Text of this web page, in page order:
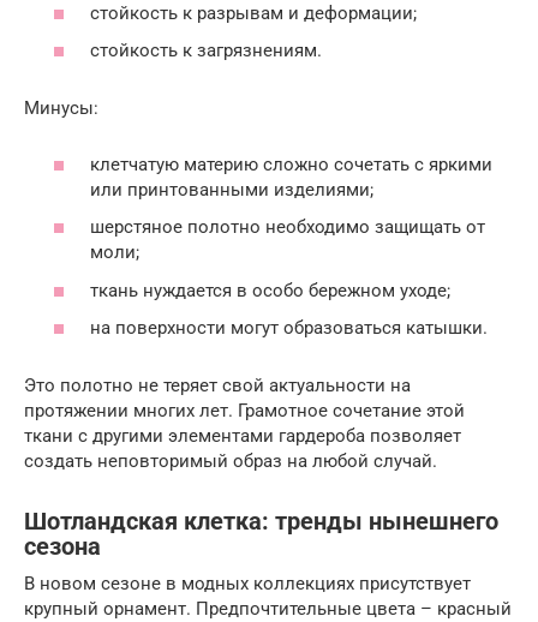
стойкость к разрывам и деформации;
стойкость к загрязнениям.
Минусы:
клетчатую материю сложно сочетать с яркими
или принтованными изделиями;
шерстяное полотно необходимо защищать от
моли;
ткань нуждается в особо бережном уходе;
на поверхности могут образоваться катышки.
Это полотно не теряет свой актуальности на
протяжении многих лет. Грамотное сочетание этой
ткани с другими элементами гардероба позволяет
создать неповторимый образ на любой случай.
Шотландская клетка: тренды нынешнего
сезона
В новом сезоне в модных коллекциях присутствует
крупный орнамент. Предпочтительные цвета – красный